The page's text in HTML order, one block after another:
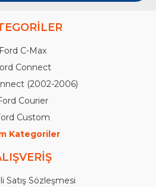
Ford C-Max
Connect
(2002-2006)
Courier
Custom
Kategoriler
Satış Sözleşmesi